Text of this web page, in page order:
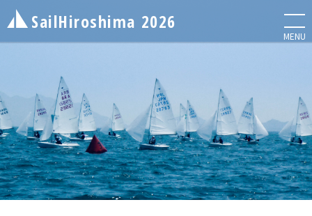
SailHiroshima 2026
MENU
メニ
NEWS お知らせ